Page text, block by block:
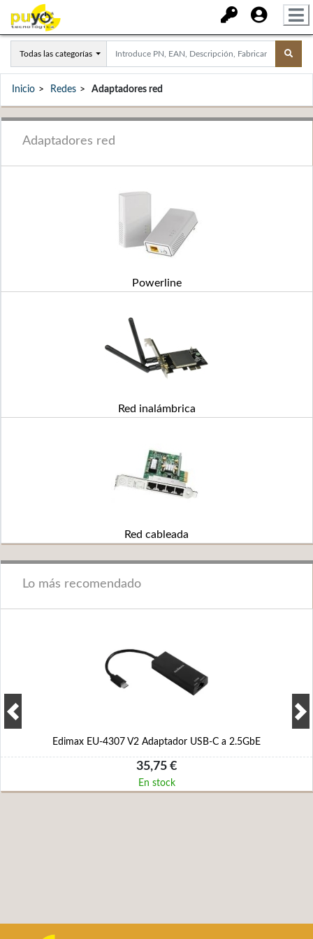
Todas las categorías
Inicio Redes Adaptadores red
Adaptadores red
Powerline
Red inalámbrica
Red cableada
Lo más recomendado
Edimax EU-4307 V2 Adaptador USB-C a 2.5GbE
35,75 €
En stock